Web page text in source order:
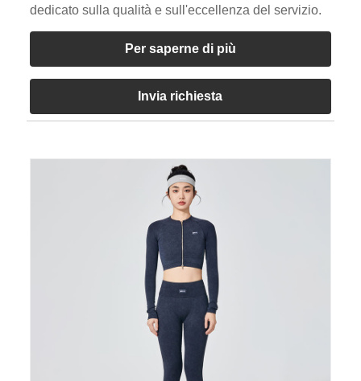
dedicato sulla qualità e sull'eccellenza del servizio.
Per saperne di più
Invia richiesta